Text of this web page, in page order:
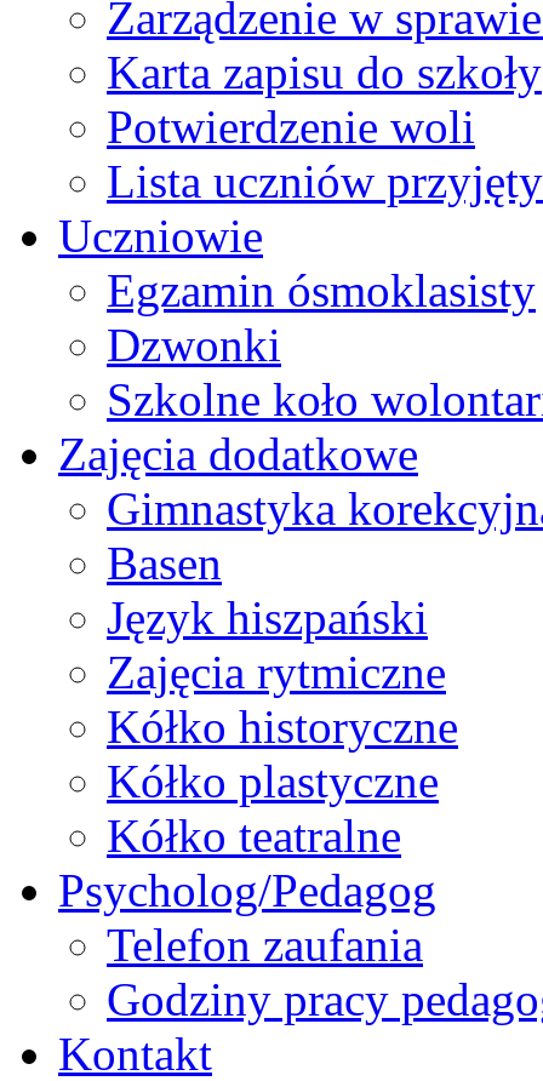
Zarządzenie w
Karta zapisu do szkoły
Potwierdzenie woli
Lista uczniów
Uczniowie
Egzamin ósmoklasisty
Dzwonki
Szkolne koło
Zajęcia dodatkowe
Gimnastyka
Basen
Język hiszpański
Zajęcia rytmiczne
Kółko historyczne
Kółko plastyczne
Kółko teatralne
Psycholog/Pedagog
Telefon zaufania
Godziny pracy
Kontakt